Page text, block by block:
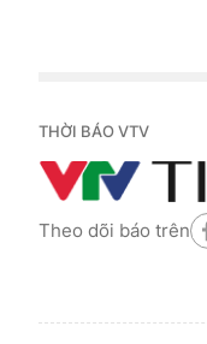
THỜI BÁO VTV
Theo dõi báo trên